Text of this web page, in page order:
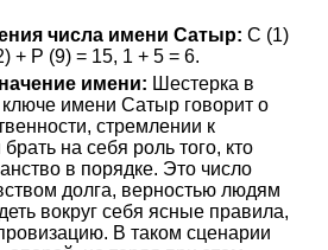
числа имени Сатыр: С (1)
+ Р (9) = 15, 1 + 5 = 6.
имени: Шестерка в
имени Сатыр говорит о
стремлении к
на себя роль того, кто
в порядке. Это число
долга, верностью людям
вокруг себя ясные правила,
В таком сценарии